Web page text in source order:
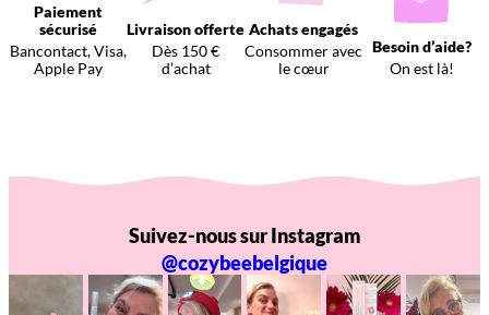
Paiement
sécurisé
Bancontact, Visa,
Apple Pay
Livraison offerte
Dès 150 €
d’achat
Achats engagés
Consommer avec
le cœur
Besoin d’aide?
On est là!
Suivez-nous sur Instagram
@cozybeebelgique